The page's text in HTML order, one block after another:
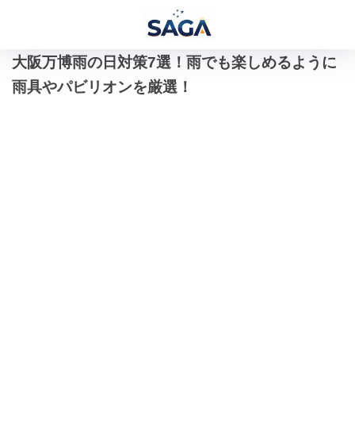
大阪万博雨の日対策7選！雨でも楽しめるように
雨具やパビリオンを厳選！